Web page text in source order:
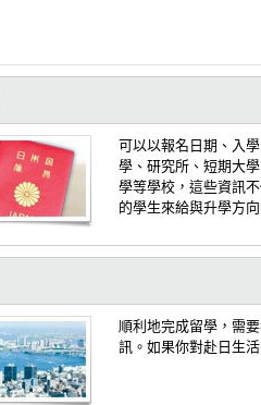
可以以報名日期、入
學、研究所、短期大
學等學校，這些資訊
的學生來給與升學方向
順利地完成留學，需
訊。如果你對赴日生